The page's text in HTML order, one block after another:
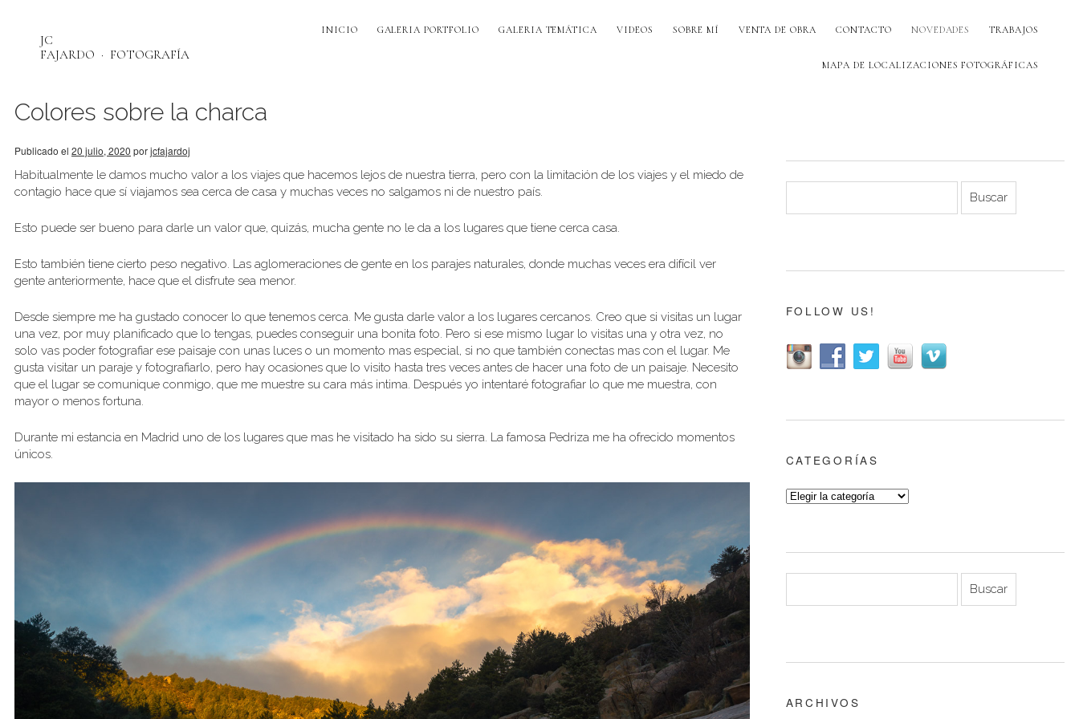
JC
FAJARDO
FOTOGRAFÍA
INICIO GALERIA PORTFOLIO GALERIA TEMÁTICA VIDEOS SOBRE MÍ VENTA DE OBRA CONTACTO NOVEDADES TRABAJOS
MAPA DE LOCALIZACIONES FOTOGRÁFICAS
Colores sobre la charca
Publicado el 20 julio, 2020 porjcfajardoj
Habitualmente le damos mucho valor a los viajes que hacemos lejos de nuestra tierra, pero con la limitación de los viajes y el miedo de
contagio hace que sí viajamos sea cerca de casa y muchas veces no salgamos ni de nuestro país.
Esto puede ser bueno para darle un valor que, quizás, mucha gente no le da a los lugares que tiene cerca casa.
Esto también tiene cierto peso negativo. Las aglomeraciones de gente en los parajes naturales, donde muchas veces era difícil ver
gente anteriormente, hace que el disfrute sea menor.
Desde siempre me ha gustado conocer lo que tenemos cerca. Me gusta darle valor a los lugares cercanos. Creo que si visitas un lugar
una vez, por muy planificado que lo tengas, puedes conseguir una bonita foto. Pero si ese mismo lugar lo visitas una y otra vez, no
solo vas poder fotografiar ese paisaje con unas luces o un momento mas especial, si no que también conectas mas con el lugar. Me
gusta visitar un paraje y fotografiarlo, pero hay ocasiones que lo visito hasta tres veces antes de hacer una foto de un paisaje. Necesito
que el lugar se comunique conmigo, que me muestre su cara más intima. Después yo intentaré fotografiar lo que me muestra, con
mayor o menos fortuna.
Durante mi estancia en Madrid uno de los lugares que mas he visitado ha sido su sierra. La famosa Pedriza me ha ofrecido momentos
únicos.
FOLLOW US!
CATEGORÍAS
ARCHIVOS